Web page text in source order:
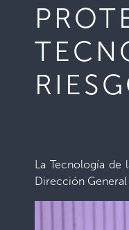
La Tecnología de
Dirección